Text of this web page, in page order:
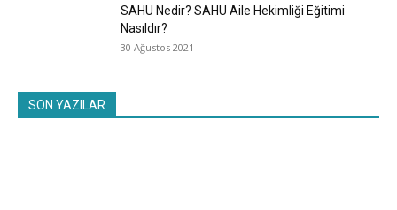
SAHU Nedir? SAHU Aile Hekimliği Eğitimi
Nasıldır?
30 Ağustos 2021
SON YAZILAR